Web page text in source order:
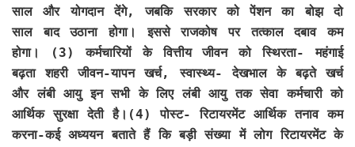
साल और योगदान देंगे, जबकि सरकार को पेंशन का बोझ दो
साल बाद उठाना होगा। इससे राजकोष पर तत्काल दबाव कम
होगा। (3) कर्मचारियों के वित्तीय जीवन को स्थिरता- महंगाई
बढ़ता शहरी जीवन-यापन खर्च, स्वास्थ्य- देखभाल के बढ़ते खर्च
और लंबी आयु इन सभी के लिए लंबी आयु तक सेवा कर्मचारी को
आर्थिक सुरक्षा देती है।(4) पोस्ट- रिटायरमेंट आर्थिक तनाव कम
करना-कई अध्ययन बताते हैं कि बड़ी संख्या में लोग रिटायरमेंट के